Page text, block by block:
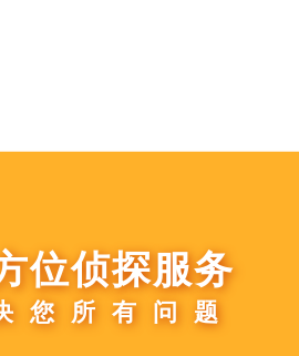
位侦探服务
您所有问题